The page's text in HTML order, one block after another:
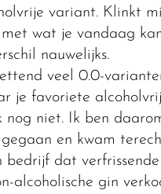
variant. Klinkt
wat je vandaag
nauwelijks.
veel 0.0-
je favoriete
nog niet. Ik ben
en kwam
bedrijf dat
alcoholische gin